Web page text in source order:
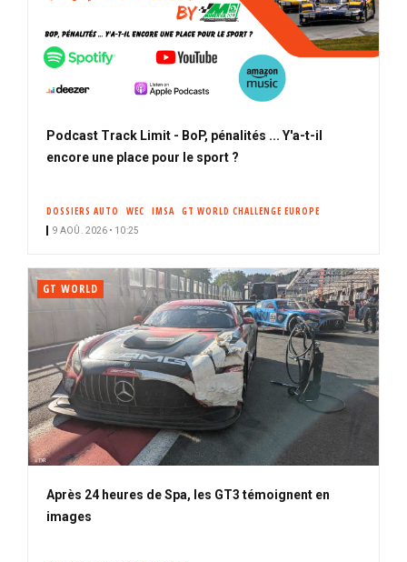
Podcast Track Limit - BoP, pénalités ... Y'a-t-il
encore une place pour le sport ?
DOSSIERS AUTO WEC IMSA GT WORLD CHALLENGE EUROPE
9 AOÛ. 2026 • 10:25
GT WORLD
Après 24 heures de Spa, les GT3 témoignent en
images